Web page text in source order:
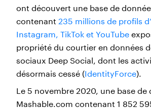
ont découvert une base de
contenant 235 millions de profils
Instagram, TikTok et YouTube
propriété du courtier en données
sociaux Deep Social, dont les
désormais cessé (IdentityForce).
Le 5 novembre 2020, une base de
Mashable.com contenant 1 852